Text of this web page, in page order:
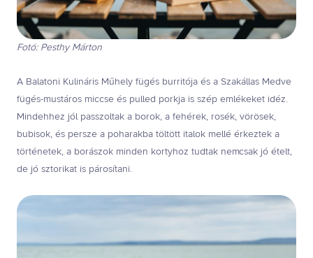
Fotó: Pesthy Márton
A Balatoni Kulináris Műhely fügés burritója és a Szakállas Medve
fügés-mustáros miccse és pulled porkja is szép emlékeket idéz.
Mindehhez jól passzoltak a borok, a fehérek, rosék, vörösek,
bubisok, és persze a poharakba töltött italok mellé érkeztek a
történetek, a borászok minden kortyhoz tudtak nemcsak jó ételt,
de jó sztorikat is párosítani.